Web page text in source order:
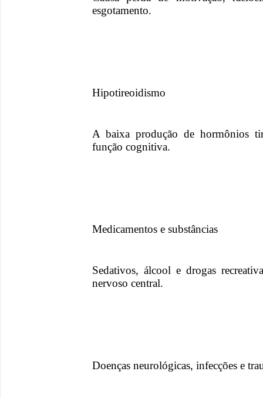
esgotamento.
Hipotireoidismo
A baixa produção de hormônios
função cognitiva.
Medicamentos e substâncias
Sedativos, álcool e drogas
nervoso central.
Doenças neurológicas, infecções e